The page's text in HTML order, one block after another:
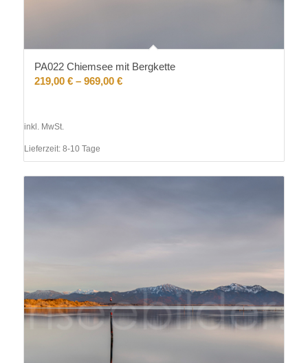
PA022 Chiemsee mit Bergkette
219,00 €– 969,00 €
inkl. MwSt.
Lieferzeit: 8-10 Tage